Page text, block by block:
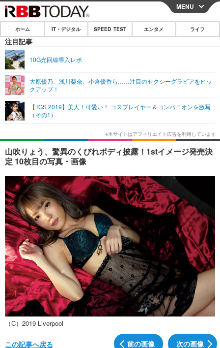
CLOSE
ホーム
IT・デジタル
ネタ
ショッピング その他
SPEED TEST
エンタメ
エンタメTOP
韓国・芸能
音楽 スポーツ
ショッピング その他
ライフ
ライフTOP グルメ
ペット ショッピング
その他
リリース一覧
プッシュ通知の停止方法
MENU
ホーム IT・デジタル SPEED TEST エンタメ ライフ
注目記事
10G光回線導入レポ
大原優乃、浅川梨奈、小倉優香ら……注目のセクシーグラビアをピッ
クアップ！
【TGS 2019】美人！可愛い！ コスプレイヤー＆コンパニオンを激写
（その1）
山吹りょう、驚異のくびれボディ披露！1stイメージ発売決
定 10枚目の写真・画像
（C）2019 Liverpool
前の画像 次の画像
この記事へ戻る